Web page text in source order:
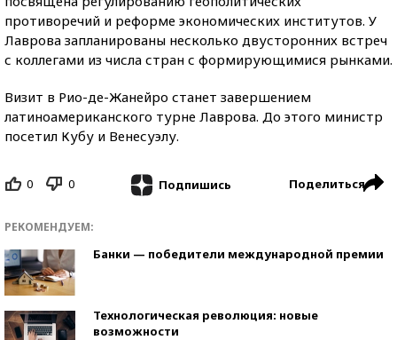
противоречий и реформе экономических институтов. У
Лаврова запланированы несколько двусторонних встреч
с коллегами из числа стран с формирующимися рынками.
Визит в Рио-де-Жанейро станет завершением
латиноамериканского турне Лаврова. До этого министр
посетил Кубу и Венесуэлу.
0 0 Подпишись Поделиться
РЕКОМЕНДУЕМ:
Банки — победители международной премии
Технологическая революция: новые
возможности